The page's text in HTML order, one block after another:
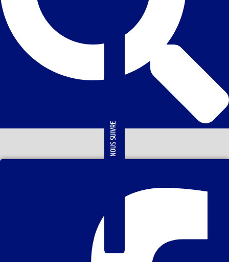
NOUS SUIVRE